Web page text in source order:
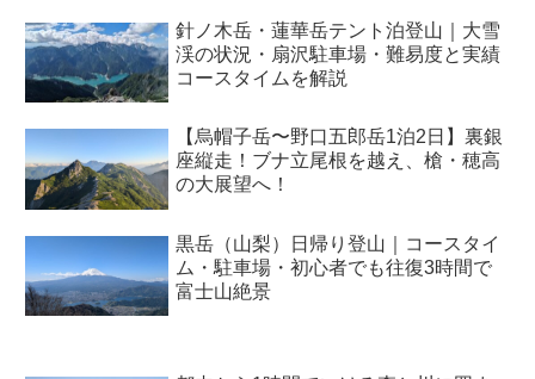
針ノ木岳・蓮華岳テント泊登山｜大雪
渓の状況・扇沢駐車場・難易度と実績
コースタイムを解説
【烏帽子岳〜野口五郎岳1泊2日】裏銀
座縦走！ブナ立尾根を越え、槍・穂高
の大展望へ！
黒岳（山梨）日帰り登山｜コースタイ
ム・駐車場・初心者でも往復3時間で
富士山絶景